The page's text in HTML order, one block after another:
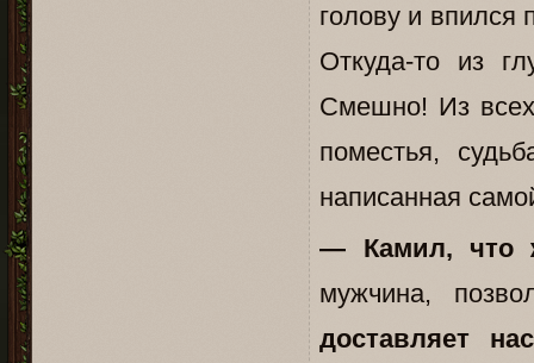
голову и впился
Откуда-то из
Смешно! Из
поместья,
написанная
— Камил, что
мужчина,
доставляет